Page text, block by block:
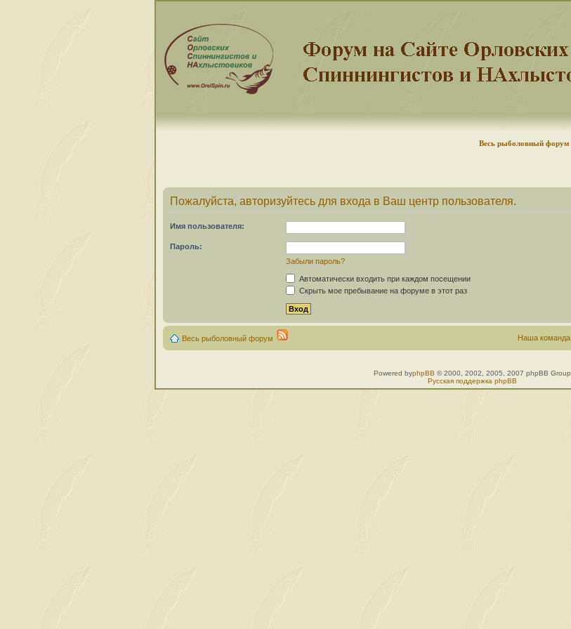
Весь рыболовный форум
Пожалуйста, авторизуйтесь для входа в Ваш центр пользователя.
Имя пользователя:
Пароль:
Забыли пароль?
Автоматически входить при каждом посещении
Скрыть мое пребывание на форуме в этот раз
Весь рыболовный форум Наша команда
Powered byphpBB © 2000, 2002, 2005, 2007 phpBB Group
Русская поддержка phpBB